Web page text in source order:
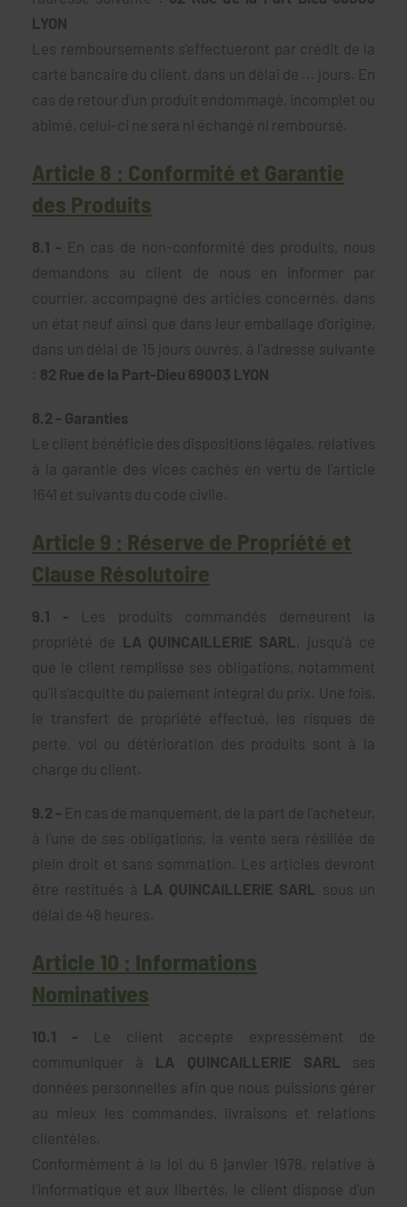
LYON
Les remboursements s'effectueront par crédit de la
carte bancaire du client, dans un délai de ... jours. En
cas de retour d'un produit endommagé, incomplet ou
abîmé, celui-ci ne sera ni échangé ni remboursé.
Article 8 : Conformité et Garantie
des Produits
8.1 - En cas de non-conformité des produits, nous
demandons au client de nous en informer par
courrier, accompagné des articles concernés, dans
un état neuf ainsi que dans leur emballage d'origine,
dans un délai de 15 jours ouvrés, à l'adresse suivante
82 Rue de la Part-Dieu 69003 LYON
8.2 - Garanties
Le client bénéficie des dispositions légales, relatives
à la garantie des vices cachés en vertu de l'article
1641 et suivants du code civile.
Article 9 : Réserve de Propriété et
Clause Résolutoire
9.1 - Les produits commandés demeurent la
propriété de LA QUINCAILLERIE SARL
, jusqu'à ce
que le client remplisse ses obligations, notamment
qu'il s'acquitte du paiement intégral du prix. Une fois,
le transfert de propriété effectué, les risques de
perte, vol ou détérioration des produits sont à la
charge du client.
9.2 - En cas de manquement, de la part de l'acheteur,
à l'une de ses obligations, la vente sera résiliée de
plein droit et sans sommation. Les articles devront
être restitués à LA QUINCAILLERIE SARL
sous un
délai de 48 heures.
Article 10 : Informations
Nominatives
10.1 - Le client accepte expressément de
communiquer à LA QUINCAILLERIE SARL
ses
données personnelles afin que nous puissions gérer
au mieux les commandes, livraisons et relations
clientèles.
Conformément à la loi du 6 janvier 1978, relative à
l'informatique et aux libertés, le client dispose d'un